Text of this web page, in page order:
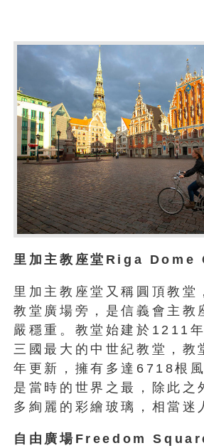
里加主教座堂Riga Dome
里加主教座堂又稱圓頂教堂
教堂廣場旁，是信義會主教
嚴穩重。教堂始建於1211
三國最大的中世紀教堂，教
年更新，擁有多達6718根
是當時的世界之最，除此之
多絢麗的彩繪玻璃，相當迷
自由廣場Freedom